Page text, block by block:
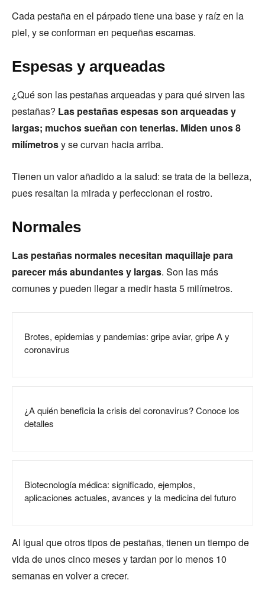
Cada pestaña en el párpado tiene una base y raíz en la
piel, y se conforman en pequeñas escamas.
Espesas y arqueadas
¿Qué son las pestañas arqueadas y para qué sirven las
pestañas? Las pestañas espesas son arqueadas y
largas; muchos sueñan con tenerlas. Miden unos 8
milímetrosy se curvan hacia arriba.
Tienen un valor añadido a la salud: se trata de la belleza,
pues resaltan la mirada y perfeccionan el rostro.
Normales
Las pestañas normales necesitan maquillaje para
parecer más abundantes y largas. Son las más
comunes y pueden llegar a medir hasta 5 milímetros.
Brotes, epidemias y pandemias: gripe aviar, gripe A y
coronavirus
¿A quién beneficia la crisis del coronavirus? Conoce los
detalles
Biotecnología médica: significado, ejemplos,
aplicaciones actuales, avances y la medicina del futuro
Al igual que otros tipos de pestañas, tienen un tiempo de
vida de unos cinco meses y tardan por lo menos 10
semanas en volver a crecer.